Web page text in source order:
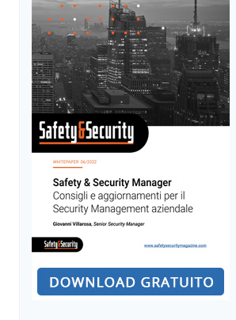
TERRITORIO